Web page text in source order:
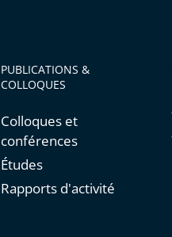
PUBLICATIONS &
COLLOQUES
Colloques et
conférences
Études
Rapports d'activité